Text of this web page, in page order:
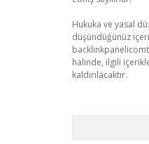
Hukuka ve yasal
düşündüğünüz
halinde, ilgili
kaldırılacaktır.